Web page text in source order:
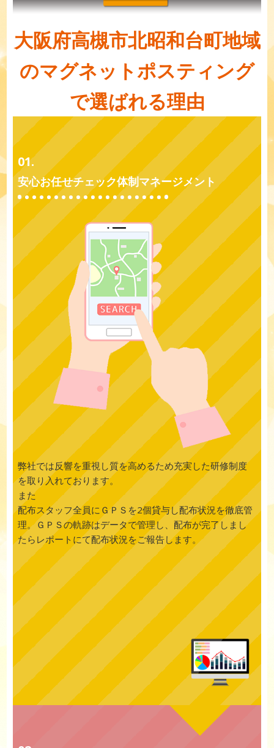
大阪府高槻市北昭和台町地域
のマグネットポスティング
で選ばれる理由
01.
安心お任せチェック体制マネージメント
弊社では反響を重視し質を高めるため充実した研修制度
を取り入れております。
また
配布スタッフ全員にＧＰＳを2個貸与し配布状況を徹底管
理。ＧＰＳの軌跡はデータで管理し、配布が完了しまし
たらレポートにて配布状況をご報告します。